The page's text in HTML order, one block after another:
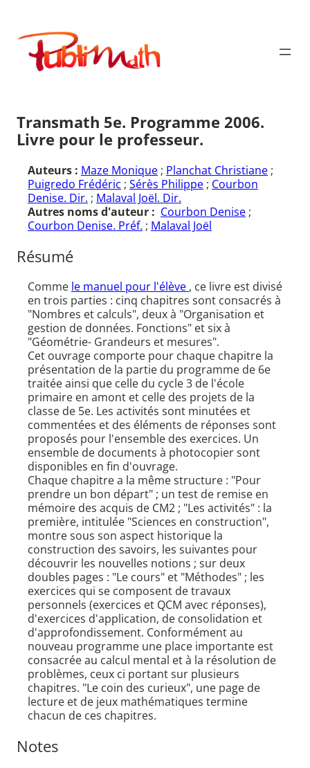
contenu
Publimath
Transmath 5e. Programme 2006.
Livre pour le professeur.
Auteurs : Maze Monique ; Planchat Christiane ;
Puigredo Frédéric ; Sérès Philippe ; Courbon
Denise. Dir. ; Malaval Joël. Dir.
Autres noms d'auteur : Courbon Denise ;
Courbon Denise. Préf. ; Malaval Joël
Résumé
Comme le manuel pour l'élève , ce livre est divisé
en trois parties : cinq chapitres sont consacrés à
"Nombres et calculs", deux à "Organisation et
gestion de données. Fonctions" et six à
"Géométrie- Grandeurs et mesures".
Cet ouvrage comporte pour chaque chapitre la
présentation de la partie du programme de 6e
traitée ainsi que celle du cycle 3 de l'école
primaire en amont et celle des projets de la
classe de 5e. Les activités sont minutées et
commentées et des éléments de réponses sont
proposés pour l'ensemble des exercices. Un
ensemble de documents à photocopier sont
disponibles en fin d'ouvrage.
Chaque chapitre a la même structure : "Pour
prendre un bon départ" ; un test de remise en
mémoire des acquis de CM2 ; "Les activités" : la
première, intitulée "Sciences en construction",
montre sous son aspect historique la
construction des savoirs, les suivantes pour
découvrir les nouvelles notions ; sur deux
doubles pages : "Le cours" et "Méthodes" ; les
exercices qui se composent de travaux
personnels (exercices et QCM avec réponses),
d'exercices d'application, de consolidation et
d'approfondissement. Conformément au
nouveau programme une place importante est
consacrée au calcul mental et à la résolution de
problèmes, ceux ci portant sur plusieurs
chapitres. "Le coin des curieux", une page de
lecture et de jeux mathématiques termine
chacun de ces chapitres.
Notes